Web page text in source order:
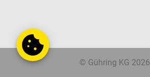
© Gühring KG 2026